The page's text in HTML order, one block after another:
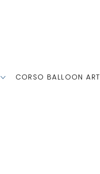
CORSO BALLOON ART